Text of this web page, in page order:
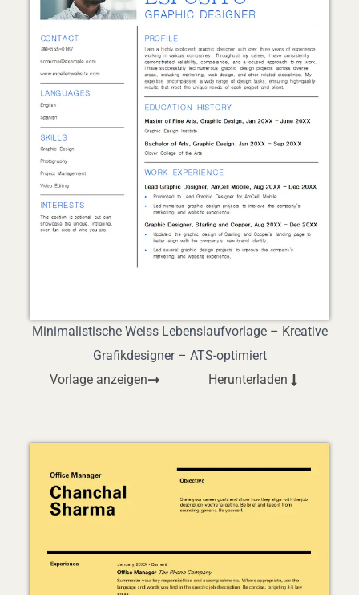
Minimalistische Weiss Lebenslaufvorlage – Kreative
Grafikdesigner – ATS-optimiert
Vorlage anzeigen
Herunterladen